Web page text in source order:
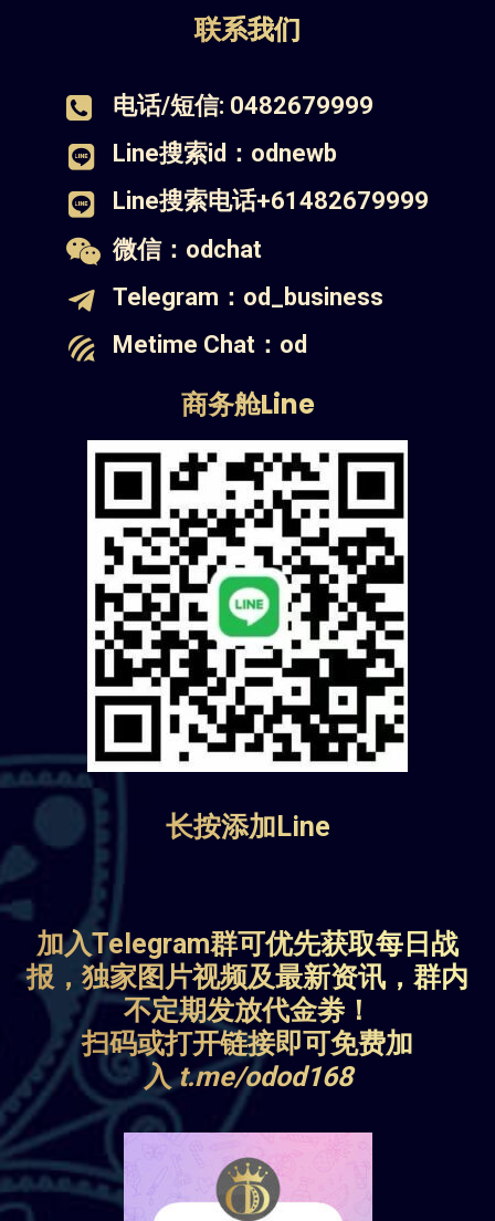
联系我们
电话/短信: 0482679999
Line搜索id：odnewb
Line搜索电话+61482679999
微信：odchat
Telegram：od_business
Metime Chat：od
商务舱Line
长按添加Line
加入Telegram群可优先获取每日战
报，独家图片视频及最新资讯，群内
不定期发放代金劵！
扫码或打开链接即可免费加
入t.me/odod168